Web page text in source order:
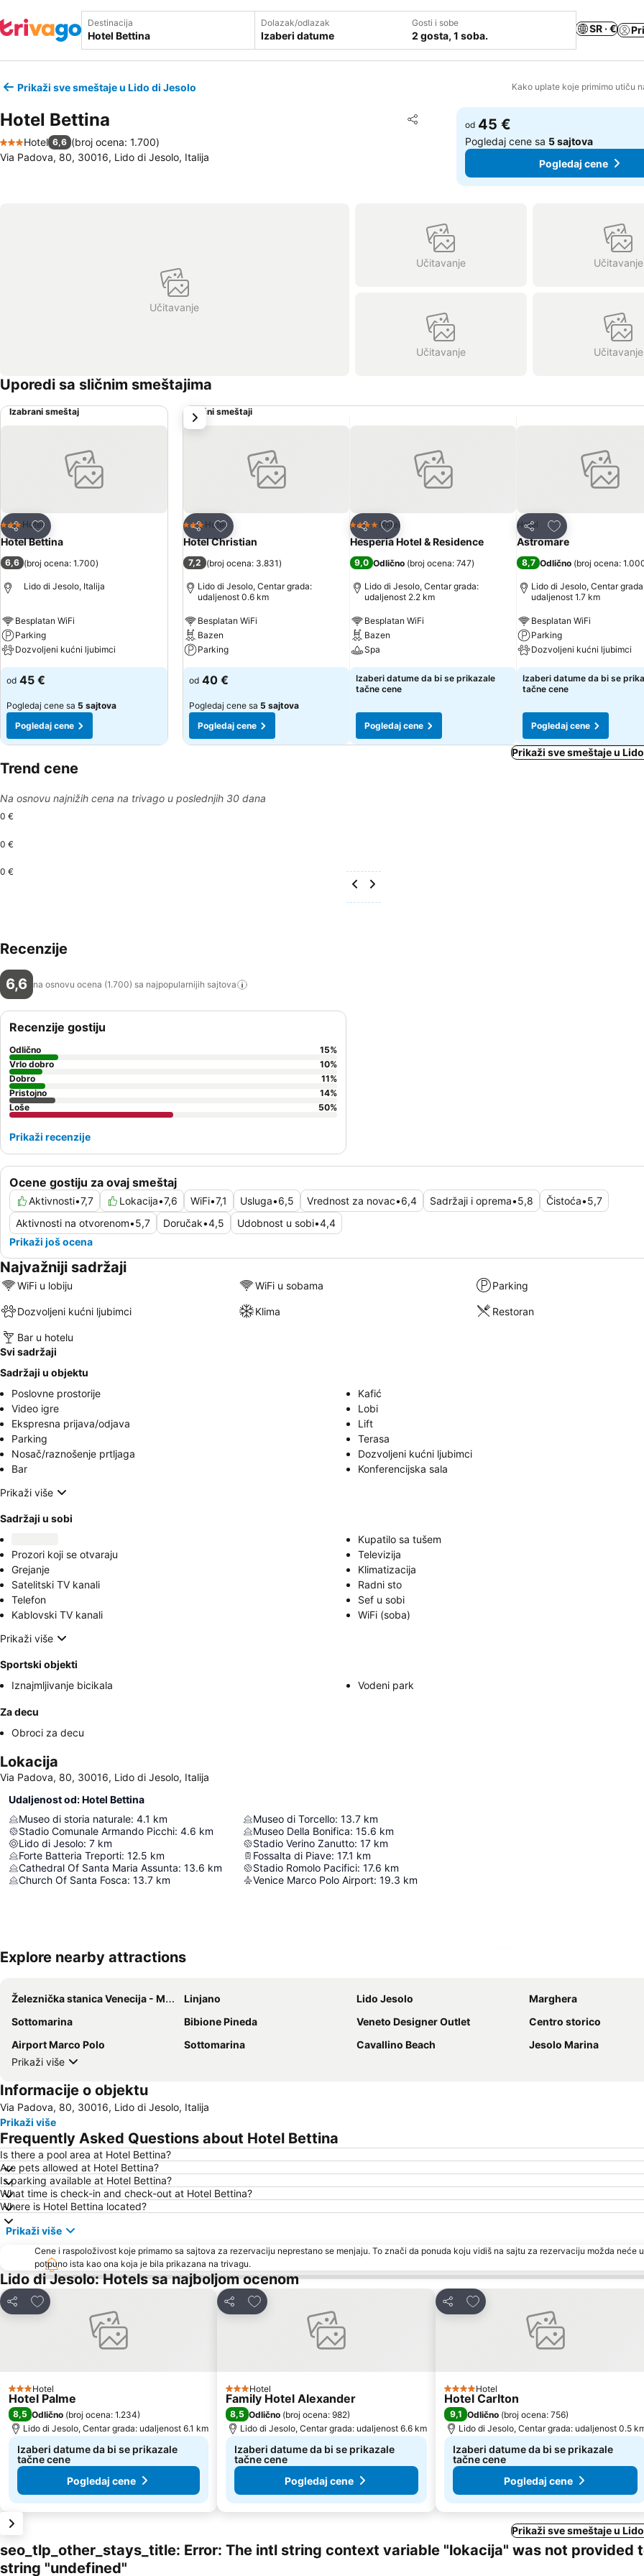
Destinacija Dolazak/odlazak
Izaberi datume
Gosti i sobe
2 gosta, 1 soba.
SR · €
Prikaži sve smeštaje u Lido di Jesolo Kako uplate koje primimo utiču
Hotel Bettina Deli
Dodati u favorite
3 Zvezdice
Hotel 6,6 (broj ocena: 1.700)
Via Padova, 80, 30016, Lido di Jesolo, Italija
od 45 €
Pogledaj cene sa 5 sajtova
Pogledaj cene
Učitavanje
Učitavanje Učitavanje
Učitavanje Učitavanje
Uporedi sa sličnim smeštajima
Izabrani smeštaj
Deli
Dodati u favorite
3 Zvezdice
Hotel
Hotel Bettina
6,6 (broj ocena: 1.700)
Lido di Jesolo, Italija
Besplatan WiFi
Parking
Dozvoljeni kućni ljubimci
od 45 €
Pogledaj cene sa 5 sajtova
Pogledaj cene
Slični smeštaji
Deli
Dodati u favorite
3 Zvezdice
Hotel
Hotel Christian
7,2 (broj ocena: 3.831)
Lido di Jesolo, Centar grada:
udaljenost 0.6 km
Besplatan WiFi
Bazen
Parking
od 40 €
Pogledaj cene sa 5 sajtova
Pogledaj cene
Deli
Dodati u favorite
4 Zvezdice
Hotel
Hesperia Hotel & Residence
9,0 Odlično (broj ocena: 747)
Lido di Jesolo, Centar grada:
udaljenost 2.2 km
Besplatan WiFi
Bazen
Spa
Izaberi datume da bi se prikazale
tačne cene
Pogledaj cene
Deli
Dodati u favorite
Hotel
Astromare
8,7 Odlično (broj ocena:
Lido di Jesolo, Centar
udaljenost 1.7 km
Besplatan WiFi
Parking
Dozvoljeni kućni ljubimci
Izaberi datume da bi se
tačne cene
Pogledaj cene
sledeće
Prikaži sve smeštaje u
Trend cene
Na osnovu najnižih cena na trivago u poslednjih 30 dana
0 €
0 €
0 €
Recenzije
6,6 na osnovu ocena (1.700) sa najpopularnijih sajtova
Ocene gostiju za ovaj smeštaj
Aktivnosti•7,7 Lokacija•7,6 WiFi•7,1 Usluga•6,5 Vrednost za novac•6,4 Sadržaji i oprema•5,8 Čistoća•5,7
Aktivnosti na otvorenom•5,7 Doručak•4,5 Udobnost u sobi•4,4
Prikaži još ocena
Recenzije gostiju
Odlično 15%
Vrlo dobro
10%
Dobro
11%
Pristojno
14%
Loše
50%
Prikaži recenzije
Najvažniji sadržaji
WiFi u lobiju WiFi u sobama Parking
Dozvoljeni kućni ljubimci Klima Restoran
Bar u hotelu
Svi sadržaji
Sadržaji u objektu
Poslovne prostorije
Kafić
Video igre
Lobi
Ekspresna prijava/odjava
Lift
Parking
Terasa
Nosač/raznošenje prtljaga
Dozvoljeni kućni ljubimci
Bar
Konferencijska sala
Prikaži više
Sadržaji u sobi
Kupatilo sa tušem
Prozori koji se otvaraju
Televizija
Grejanje
Klimatizacija
Satelitski TV kanali
Radni sto
Telefon
Sef u sobi
Kablovski TV kanali
WiFi (soba)
Prikaži više
Sportski objekti
Iznajmljivanje bicikala
Vodeni park
Za decu
Obroci za decu
Lokacija
Via Padova, 80, 30016, Lido di Jesolo, Italija
Udaljenost od: Hotel Bettina
Museo di storia naturale: 4.1 km
Stadio Comunale Armando Picchi: 4.6 km
Lido di Jesolo: 7 km
Forte Batteria Treporti: 12.5 km
Cathedral Of Santa Maria Assunta: 13.6 km
Church Of Santa Fosca: 13.7 km
Museo di Torcello: 13.7 km
Museo Della Bonifica: 15.6 km
Stadio Verino Zanutto: 17 km
Fossalta di Piave: 17.1 km
Stadio Romolo Pacifici: 17.6 km
Venice Marco Polo Airport: 19.3 km
Explore nearby attractions
Železnička stanica Venecija - Mestre Linjano Lido Jesolo
Marghera
Sottomarina
Bibione Pineda Veneto Designer Outlet
Centro storico
Airport Marco Polo
Sottomarina Cavallino Beach
Jesolo Marina
Prikaži više
Informacije o objektu
Via Padova, 80, 30016, Lido di Jesolo, Italija
Prikaži više
Frequently Asked Questions about Hotel Bettina
Is there a pool area at Hotel Bettina?
Are pets allowed at Hotel Bettina?
Is parking available at Hotel Bettina?
What time is check-in and check-out at Hotel Bettina?
Where is Hotel Bettina located?
Prikaži više
Cene i raspoloživost koje primamo sa sajtova za rezervaciju neprestano se menjaju. To znači da ponuda koju vidiš na sajtu za rezervaciju možda neće
potpuno ista kao ona koja je bila prikazana na trivagu.
Lido di Jesolo: Hotels sa najboljom ocenom
Deli
Dodati u favorite
3 Zvezdice
Hotel
Hotel Palme
8,5 Odlično (broj ocena: 1.234)
Lido di Jesolo, Centar grada: udaljenost 6.1 km
Izaberi datume da bi se prikazale
tačne cene
Pogledaj cene
Deli
Dodati u favorite
3 Zvezdice
Hotel
Family Hotel Alexander
8,5 Odlično (broj ocena: 982)
Lido di Jesolo, Centar grada: udaljenost 6.6 km
Izaberi datume da bi se prikazale
tačne cene
Pogledaj cene
Deli
Dodati u favorite
4 Zvezdice
Hotel
Hotel Carlton
9,1 Odlično (broj ocena: 756)
Lido di Jesolo, Centar grada: udaljenost 0.5
Izaberi datume da bi se prikazale
tačne cene
Pogledaj cene
Prikaži sve smeštaje u
seo_tlp_other_stays_title: Error: The intl string context variable "lokacija" was not provided
string "undefined"